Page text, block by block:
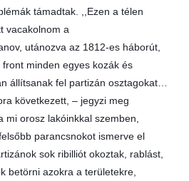
támadtak. ,,Ezen a télen
vacakolnom a
utánozva az 1812-es háborút,
minden egyes kozák és
állítsanak fel partizán osztagokat…
következett, – jegyzi meg
mi orosz lakóinkkal szemben,
parancsnokot ismerve el
sok ribilliót okoztak, rablást,
betörni azokra a területekre,